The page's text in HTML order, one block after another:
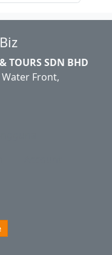
TOURS SDN BHD
Water Front,